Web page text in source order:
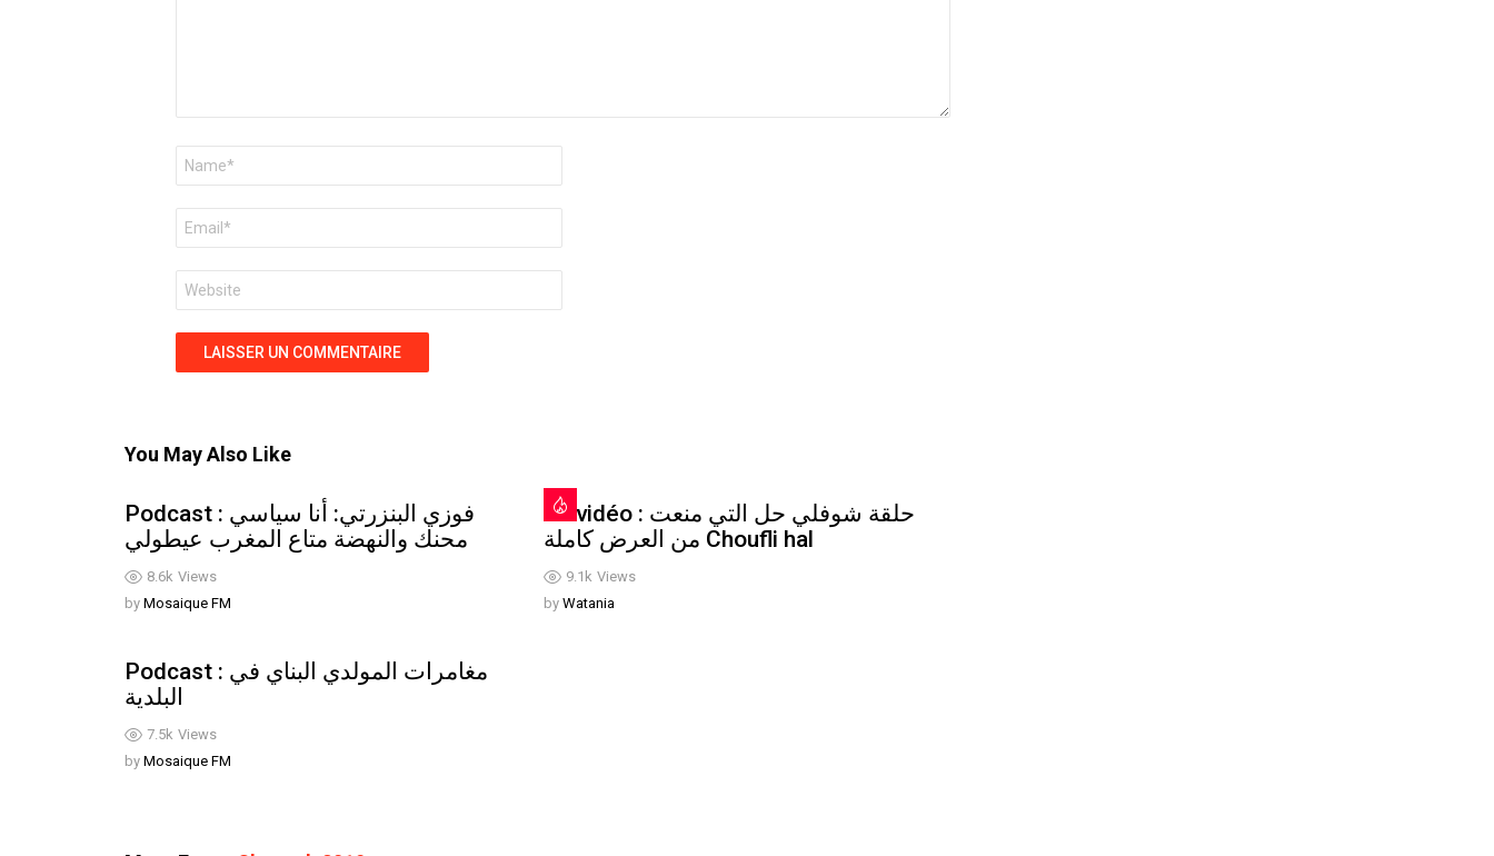
mail
*
web
You May Also Like
8.6k Views
Podcast : فوزي البنزرتي: أنا سياسي
محنك والنهضة متاع المغرب عيطولي
by Mosaique FM
9.1k Views
En vidéo : حلقة شوفلي حل التي منعت
من العرض كاملة Choufli hal
by Watania
7.5k Views
Podcast : مغامرات المولدي البناي في
البلدية
by Mosaique FM